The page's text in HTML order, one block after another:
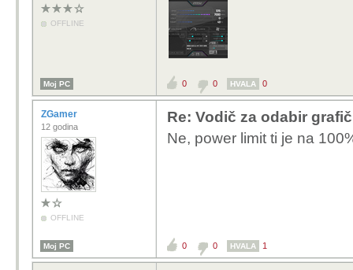
OFFLINE
Moj PC 0 0 HVALA 0
ZGamer
12 godina
OFFLINE
Re: Vodič za odabir
Ne, power limit ti je na
Moj PC 0 0 HVALA 1